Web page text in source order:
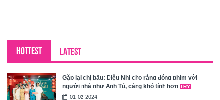
HOTTEST LATEST
Gặp lại chị bầu: Diệu Nhi cho rằng đóng phim với
người nhà như Anh Tú, càng khó tính hơn
01-02-2024